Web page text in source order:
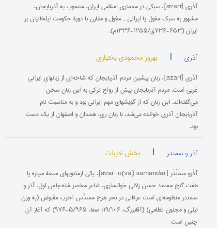
آذَری [āzarī]، سبکی در معماری اسلامی ایران، منسوب به آذربایجان،
مشهور به سبک مغول یا ایرانی ـ مغول و مقارن با دورۀ حکومت ایلخانیان بر
ایران (۶۵۳-۷۳۶ق/۱۲۵۵-۱۳۳۶م).
آذری | بهروز محمودی بختیاری
آذَری [āzarī]، زبان پیشین مردم آذربایجان که شاخه‌ای از زبانهای ایرانی
غربی است. مردم آذربایجان پیش از رواج ترکی به این زبان سخن
می‌گفته‌اند. این زبان که از گویشهای مهم ایرانی بود و به مناسبت نام
آذربایجان آذری خوانده می‌شد، با زبان ری، همدان و اصفهان از یک دست
بود.
آذر و سمندر | بخش ادبیات
آذَرو سَمَنْدَر [āzar-o(va) samandar]، یکی ازمثنویهای سبعۀ سیاره یا
هفت گنج محمد حسن زلالی خوانساری، شاعر معاصر شاه‌عباس اول. آذر و
سمندر منظومه‌ای است عرفانی در بحر هزج مسدّس اخرب مقبوض (به وزن
لیلی و مجنون نظامی) (آقابزرگ، ۱۹/۱۰۶؛ صفا، ۵/۹۶۵-۹۷۶) که آغاز آن
چنین است: